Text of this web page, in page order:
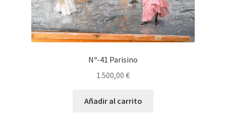
Nº-41 Parisino
1.500,00 €
Añadir al carrito